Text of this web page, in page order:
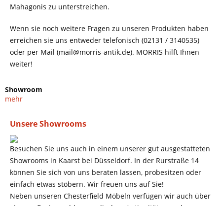
Mahagonis zu unterstreichen.
Wenn sie noch weitere Fragen zu unseren Produkten haben
erreichen sie uns entweder telefonisch (02131 / 3140535)
oder per Mail (mail@morris-antik.de). MORRIS hilft Ihnen
weiter!
Showroom
mehr
Unsere Showrooms
Besuchen Sie uns auch in einem unserer gut ausgestatteten
Showrooms in Kaarst bei Düsseldorf. In der Rurstraße 14
können Sie sich von uns beraten lassen, probesitzen oder
einfach etwas stöbern. Wir freuen uns auf Sie!
Neben unseren Chesterfield Möbeln verfügen wir auch über